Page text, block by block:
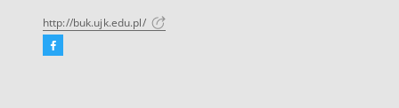
http://buk.ujk.edu.pl/
Facebook